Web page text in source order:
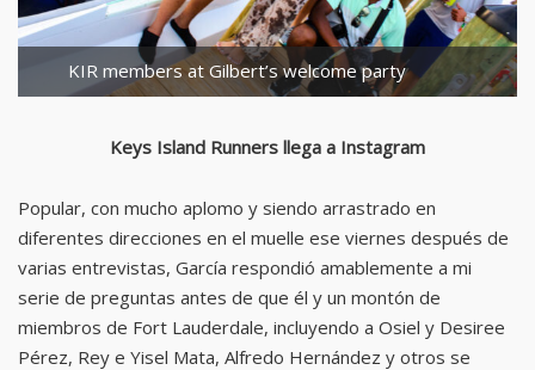
KIR members at Gilbert’s welcome party
Keys Island Runners llega a Instagram
Popular, con mucho aplomo y siendo arrastrado en
diferentes direcciones en el muelle ese viernes después de
varias entrevistas, García respondió amablemente a mi
serie de preguntas antes de que él y un montón de
miembros de Fort Lauderdale, incluyendo a Osiel y Desiree
Pérez, Rey e Yisel Mata, Alfredo Hernández y otros se